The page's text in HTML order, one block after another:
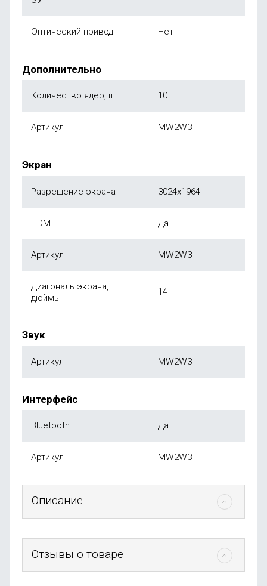
Оптический привод Нет
Дополнительно
Количество ядер, шт 10
Артикул MW2W3
Экран
Разрешение экрана 3024х1964
HDMI Да
Артикул MW2W3
Диагональ экрана,
дюймы
14
Звук
Артикул MW2W3
Интерфейс
Bluetooth Да
Артикул MW2W3
Описание
Отзывы о товаре